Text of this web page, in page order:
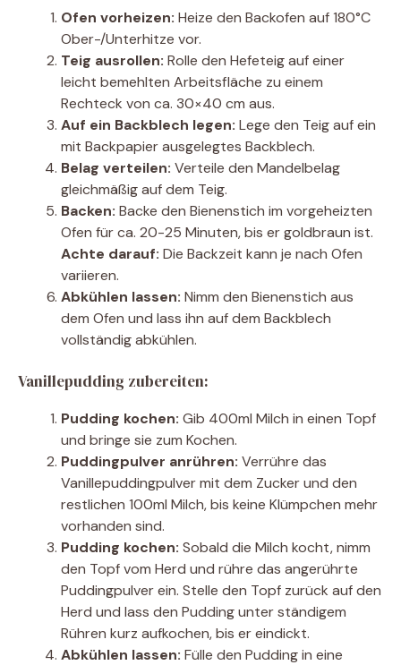
Ofen vorheizen: Heize den Backofen auf 180°C
Ober-/Unterhitze vor.
Teig ausrollen: Rolle den Hefeteig auf einer
leicht bemehlten Arbeitsfläche zu einem
Rechteck von ca. 30×40 cm aus.
Auf ein Backblech legen: Lege den Teig auf ein
mit Backpapier ausgelegtes Backblech.
Belag verteilen: Verteile den Mandelbelag
gleichmäßig auf dem Teig.
Backen: Backe den Bienenstich im vorgeheizten
Ofen für ca. 20-25 Minuten, bis er goldbraun ist.
Achte darauf: Die Backzeit kann je nach Ofen
variieren.
Abkühlen lassen: Nimm den Bienenstich aus
dem Ofen und lass ihn auf dem Backblech
vollständig abkühlen.
Vanillepudding zubereiten:
Pudding kochen: Gib 400ml Milch in einen Topf
und bringe sie zum Kochen.
Puddingpulver anrühren: Verrühre das
Vanillepuddingpulver mit dem Zucker und den
restlichen 100ml Milch, bis keine Klümpchen mehr
vorhanden sind.
Pudding kochen: Sobald die Milch kocht, nimm
den Topf vom Herd und rühre das angerührte
Puddingpulver ein. Stelle den Topf zurück auf den
Herd und lass den Pudding unter ständigem
Rühren kurz aufkochen, bis er eindickt.
Abkühlen lassen: Fülle den Pudding in eine